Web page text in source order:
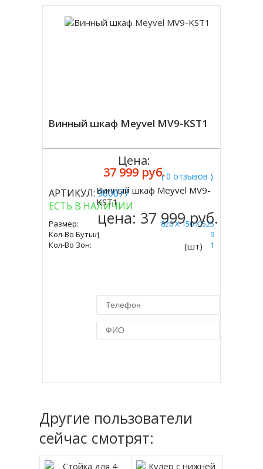
Винный шкаф Meyvel MV9-KST1
( 0 отзывов )
АРТИКУЛ:980077
ЕСТЬ В НАЛИЧИИ
Размер:
820 Х 150 Х 525
Кол-Во Бутылок:
9
Кол-Во Зон:
1
Цена:
37 999 руб.
Купить
Винный шкаф Meyvel MV9-
KST1
цена: 37 999 руб.
(шт)
Другие пользователи
сейчас смотрят: